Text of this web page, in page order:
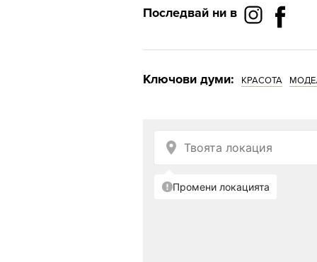
Последвай ни в
Ключови думи: КРАСОТА